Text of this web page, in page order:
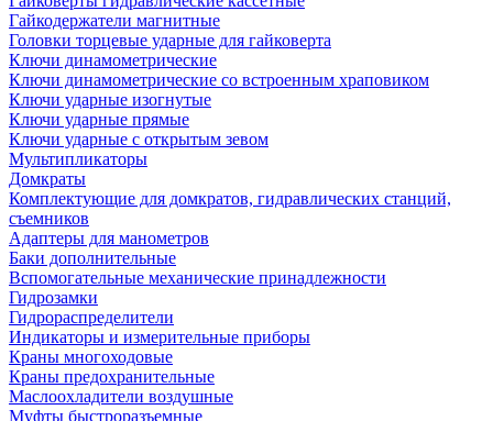
Гайкодержатели магнитные
Головки торцевые ударные для гайковерта
Ключи динамометрические
Ключи динамометрические со встроенным храповиком
Ключи ударные изогнутые
Ключи ударные прямые
Ключи ударные с открытым зевом
Мультипликаторы
Домкраты
Комплектующие для домкратов, гидравлических станций,
съемников
Адаптеры для манометров
Баки дополнительные
Вспомогательные механические принадлежности
Гидрозамки
Гидрораспределители
Индикаторы и измерительные приборы
Краны многоходовые
Краны предохранительные
Маслоохладители воздушные
Муфты быстроразъемные